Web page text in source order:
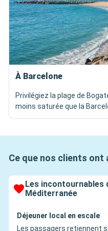
À Barcelone
Privilégiez la plage de
moins saturée que la
Ce que nos clients ont
Les incontournables
Méditerranée
Déjeuner local en escale
Les passagers retiennent